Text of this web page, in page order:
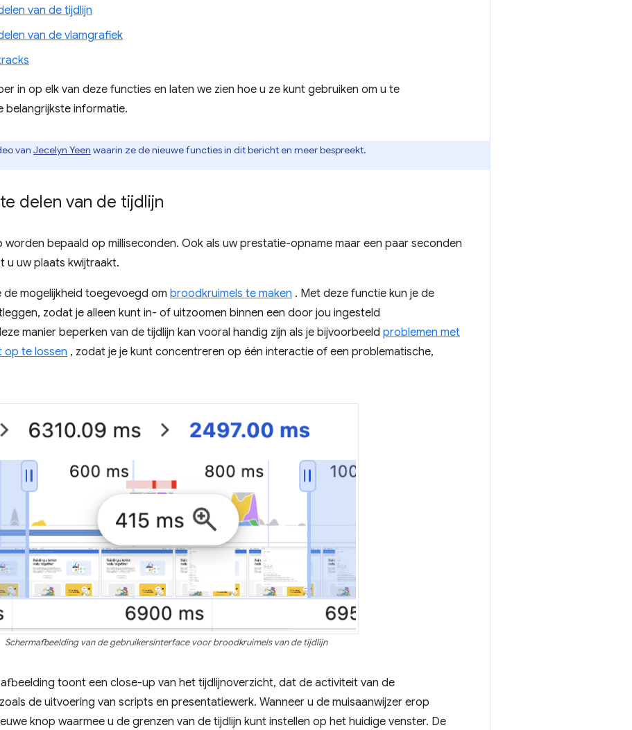
van de tijdlijn
van de vlamgrafiek
in op elk van deze functies en laten we zien hoe u ze kunt gebruiken om u te
belangrijkste informatie.
van Jecelyn Yeen waarin ze de nieuwe functies in dit bericht en meer bespreekt.
delen van de tijdlijn
worden bepaald op milliseconden. Ook als uw prestatie-opname maar een paar seconden
u uw plaats kwijtraakt.
de mogelijkheid toegevoegd om broodkruimels te maken . Met deze functie kun je de
zodat je alleen kunt in- of uitzoomen binnen een door jou ingesteld
manier beperken van de tijdlijn kan vooral handig zijn als je bijvoorbeeld problemen met
op te lossen , zodat je je kunt concentreren op één interactie of een problematische,
Schermafbeelding van de gebruikersinterface voor broodkruimels van de tijdlijn
toont een close-up van het tijdlijnoverzicht, dat de activiteit van de
de uitvoering van scripts en presentatiewerk. Wanneer u de muisaanwijzer erop
knop waarmee u de grenzen van de tijdlijn kunt instellen op het huidige venster. De